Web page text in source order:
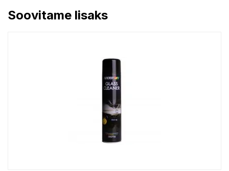
Soovitame lisaks